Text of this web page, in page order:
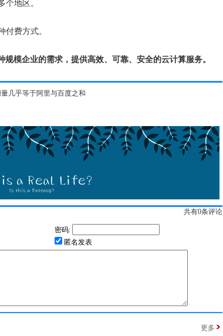
个地区。
付费方式。
模企业的需求，提供高效、可靠、安全的云计算服务。
几乎等于阿里与百度之和
共有0条评论
密码:
匿名发表
更多